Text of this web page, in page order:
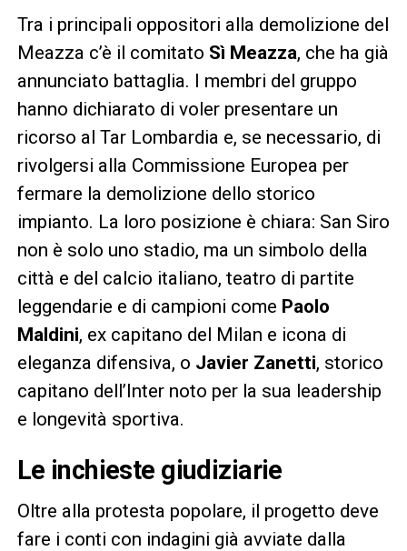
Tra i principali oppositori alla demolizione del
Meazza c’è il comitato Sì Meazza, che ha già
annunciato battaglia. I membri del gruppo
hanno dichiarato di voler presentare un
ricorso al Tar Lombardia e, se necessario, di
rivolgersi alla Commissione Europea per
fermare la demolizione dello storico
impianto. La loro posizione è chiara: San Siro
non è solo uno stadio, ma un simbolo della
città e del calcio italiano, teatro di partite
leggendarie e di campioni come Paolo
Maldini, ex capitano del Milan e icona di
eleganza difensiva, o Javier Zanetti, storico
capitano dell’Inter noto per la sua leadership
e longevità sportiva.
Le inchieste giudiziarie
Oltre alla protesta popolare, il progetto deve
fare i conti con indagini già avviate dalla